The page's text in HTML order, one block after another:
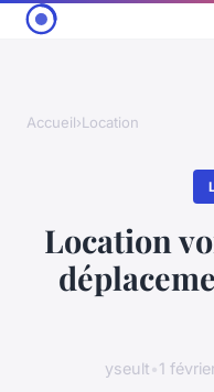
Accueil›Location
Location
yseult•1